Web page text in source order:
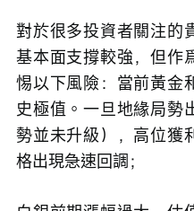
對於很多投資者關注的
基本面支撐較強，但作
惕以下風險：當前黃金
史極值。一旦地緣局勢
勢並未升級），高位獲
格出現急速回調；